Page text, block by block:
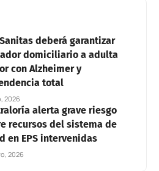
Sanitas deberá garantizar
domiciliario a adulta
con Alzheimer y
total
2026
alerta grave riesgo
recursos del sistema de
en EPS intervenidas
2026